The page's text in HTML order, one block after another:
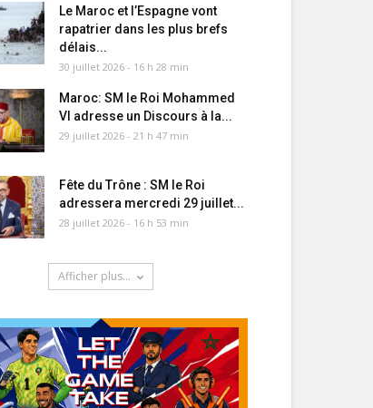
Le Maroc et l’Espagne vont
rapatrier dans les plus brefs
délais...
30 juillet 2026 - 16 h 28 min
Maroc: SM le Roi Mohammed
VI adresse un Discours à la...
29 juillet 2026 - 21 h 47 min
Fête du Trône : SM le Roi
adressera mercredi 29 juillet...
28 juillet 2026 - 16 h 53 min
Afficher plus...